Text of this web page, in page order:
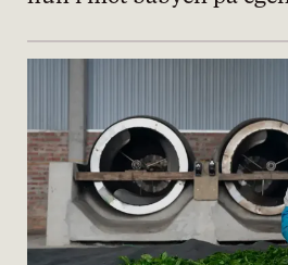
personvernserklæring/